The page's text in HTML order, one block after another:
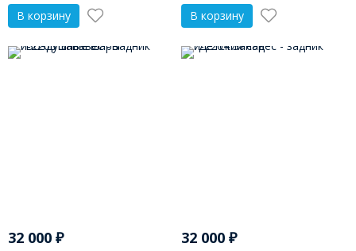
В корзину В корзину
32 000 ₽ 32 000₽